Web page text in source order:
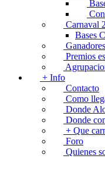
Carnaval
Bases
Ganadores
Premios
+ Info
Contacto
Como
Donde
Donde
+ Que
Foro
Quienes